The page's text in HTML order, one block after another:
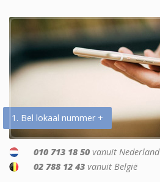
1. Bel lokaal nummer +
010 713 18 50 vanuit Nederland
02 788 12 43 vanuit België